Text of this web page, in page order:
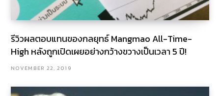
รีวิวผลตอบแทนของกลยุทธ์ Mangmao All-Time-
High หลังถูกเปิดเผยอย่างกว้างขวางเป็นเวลา 5 ปี!
NOVEMBER 22, 2019